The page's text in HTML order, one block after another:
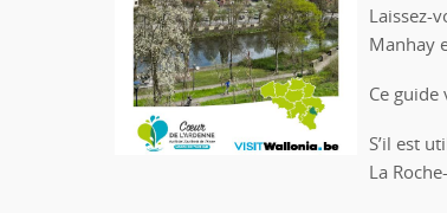
Laissez-
Manhay
Ce
S’il est
La